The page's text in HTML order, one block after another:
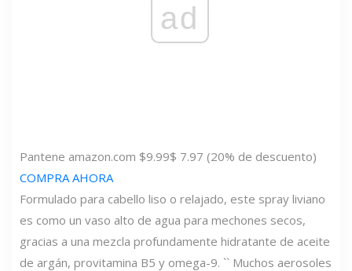
ad
Pantene amazon.com $9.99$ 7.97 (20% de descuento)
COMPRA AHORA
Formulado para cabello liso o relajado, este spray liviano
es como un vaso alto de agua para mechones secos,
gracias a una mezcla profundamente hidratante de aceite
de argán, provitamina B5 y omega-9. `` Muchos aerosoles